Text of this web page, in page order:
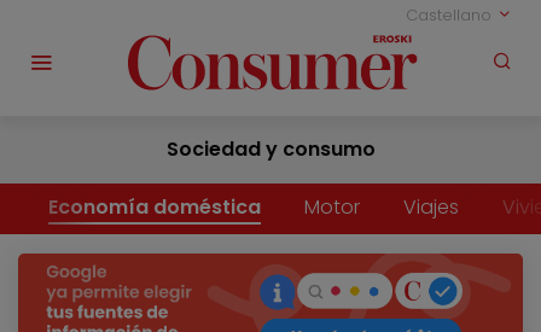
Castellano
Sociedad y consumo
Economía doméstica Motor Viajes